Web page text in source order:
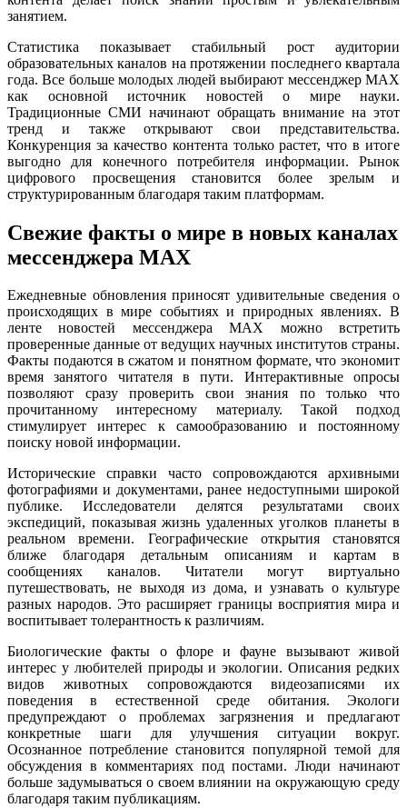
занятием.
Статистика показывает стабильный рост аудитории
образовательных каналов на протяжении последнего квартала
года. Все больше молодых людей выбирают мессенджер MAX
как основной источник новостей о мире науки.
Традиционные СМИ начинают обращать внимание на этот
тренд и также открывают свои представительства.
Конкуренция за качество контента только растет, что в итоге
выгодно для конечного потребителя информации. Рынок
цифрового просвещения становится более зрелым и
структурированным благодаря таким платформам.
Свежие факты о мире в новых каналах
мессенджера MAX
Ежедневные обновления приносят удивительные сведения о
происходящих в мире событиях и природных явлениях. В
ленте новостей мессенджера MAX можно встретить
проверенные данные от ведущих научных институтов страны.
Факты подаются в сжатом и понятном формате, что экономит
время занятого читателя в пути. Интерактивные опросы
позволяют сразу проверить свои знания по только что
прочитанному интересному материалу. Такой подход
стимулирует интерес к самообразованию и постоянному
поиску новой информации.
Исторические справки часто сопровождаются архивными
фотографиями и документами, ранее недоступными широкой
публике. Исследователи делятся результатами своих
экспедиций, показывая жизнь удаленных уголков планеты в
реальном времени. Географические открытия становятся
ближе благодаря детальным описаниям и картам в
сообщениях каналов. Читатели могут виртуально
путешествовать, не выходя из дома, и узнавать о культуре
разных народов. Это расширяет границы восприятия мира и
воспитывает толерантность к различиям.
Биологические факты о флоре и фауне вызывают живой
интерес у любителей природы и экологии. Описания редких
видов животных сопровождаются видеозаписями их
поведения в естественной среде обитания. Экологи
предупреждают о проблемах загрязнения и предлагают
конкретные шаги для улучшения ситуации вокруг.
Осознанное потребление становится популярной темой для
обсуждения в комментариях под постами. Люди начинают
больше задумываться о своем влиянии на окружающую среду
благодаря таким публикациям.